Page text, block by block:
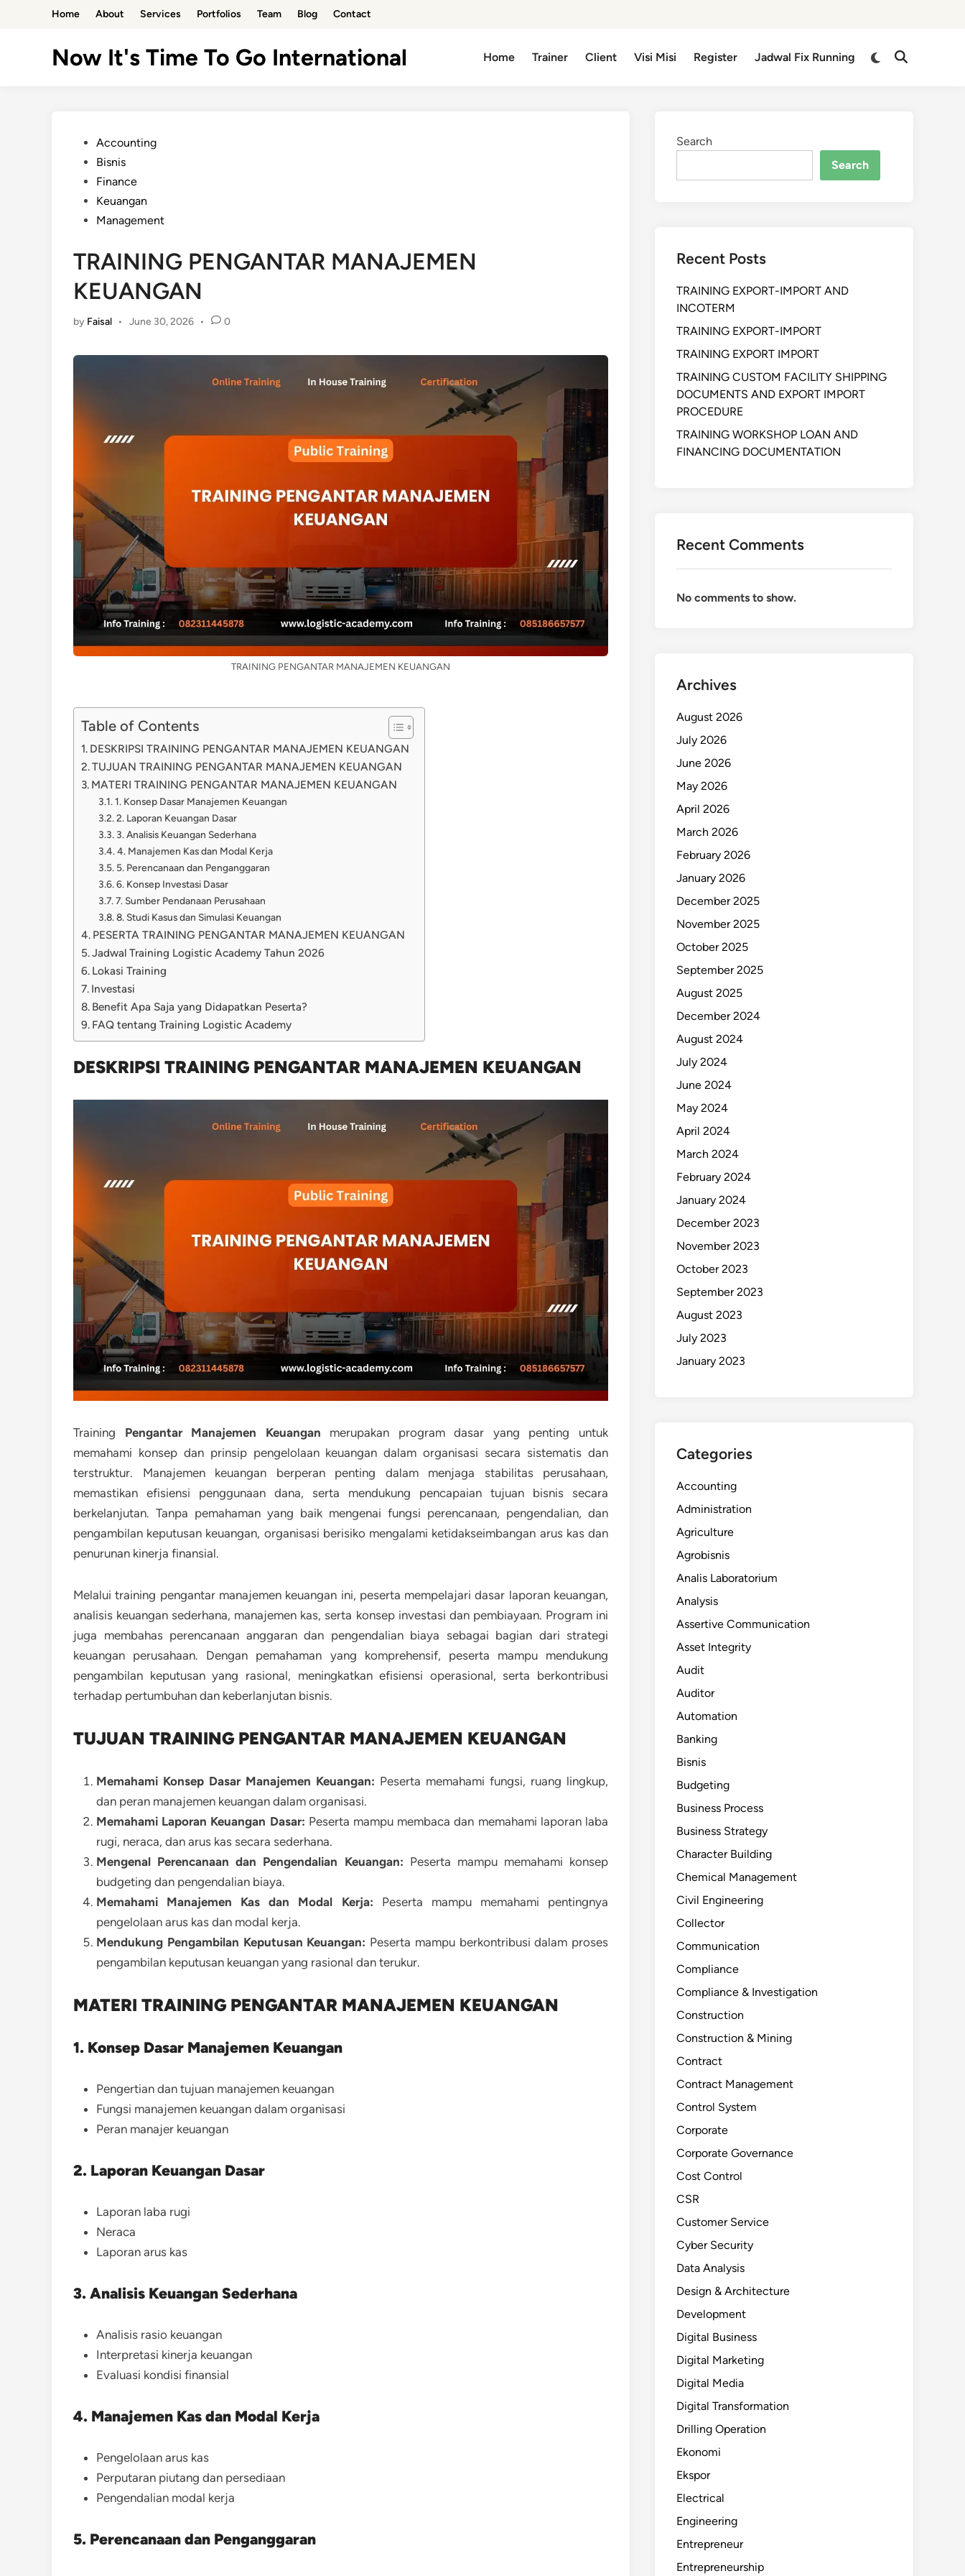
Home About Services Portfolios Team Blog Contact
Now It's Time To Go International Home Trainer Client Visi Misi Register Jadwal Fix Running
PostedAccounting
Bisnis
Finance
Keuangan
Management
TRAINING PENGANTAR MANAJEMEN
KEUANGAN
by Faisal • June 30, 2026 • 0
TRAINING PENGANTAR MANAJEMEN KEUANGAN
Table of Contents
DESKRIPSI TRAINING PENGANTAR MANAJEMEN KEUANGAN
TUJUAN TRAINING PENGANTAR MANAJEMEN KEUANGAN
MATERI TRAINING PENGANTAR MANAJEMEN KEUANGAN
1. Konsep Dasar Manajemen Keuangan
2. Laporan Keuangan Dasar
3. Analisis Keuangan Sederhana
4. Manajemen Kas dan Modal Kerja
5. Perencanaan dan Penganggaran
6. Konsep Investasi Dasar
7. Sumber Pendanaan Perusahaan
8. Studi Kasus dan Simulasi Keuangan
PESERTA TRAINING PENGANTAR MANAJEMEN KEUANGAN
Jadwal Training Logistic Academy Tahun 2026
Lokasi Training
Investasi
Benefit Apa Saja yang Didapatkan Peserta?
FAQ tentang Training Logistic Academy
DESKRIPSI TRAINING PENGANTAR MANAJEMEN KEUANGAN
Training Pengantar Manajemen Keuangan merupakan program dasar yang penting untuk
memahami konsep dan prinsip pengelolaan keuangan dalam organisasi secara sistematis dan
terstruktur. Manajemen keuangan berperan penting dalam menjaga stabilitas perusahaan,
memastikan efisiensi penggunaan dana, serta mendukung pencapaian tujuan bisnis secara
berkelanjutan. Tanpa pemahaman yang baik mengenai fungsi perencanaan, pengendalian, dan
pengambilan keputusan keuangan, organisasi berisiko mengalami ketidakseimbangan arus kas dan
penurunan kinerja finansial.
Melalui training pengantar manajemen keuangan ini, peserta mempelajari dasar laporan keuangan,
analisis keuangan sederhana, manajemen kas, serta konsep investasi dan pembiayaan. Program ini
juga membahas perencanaan anggaran dan pengendalian biaya sebagai bagian dari strategi
keuangan perusahaan. Dengan pemahaman yang komprehensif, peserta mampu mendukung
pengambilan keputusan yang rasional, meningkatkan efisiensi operasional, serta berkontribusi
terhadap pertumbuhan dan keberlanjutan bisnis.
TUJUAN TRAINING PENGANTAR MANAJEMEN KEUANGAN
Memahami Konsep Dasar Manajemen Keuangan: Peserta memahami fungsi, ruang lingkup,
dan peran manajemen keuangan dalam organisasi.
Memahami Laporan Keuangan Dasar: Peserta mampu membaca dan memahami laporan laba
rugi, neraca, dan arus kas secara sederhana.
Mengenal Perencanaan dan Pengendalian Keuangan: Peserta mampu memahami konsep
budgeting dan pengendalian biaya.
Memahami Manajemen Kas dan Modal Kerja: Peserta mampu memahami pentingnya
pengelolaan arus kas dan modal kerja.
Mendukung Pengambilan Keputusan Keuangan: Peserta mampu berkontribusi dalam proses
pengambilan keputusan keuangan yang rasional dan terukur.
MATERI TRAINING PENGANTAR MANAJEMEN KEUANGAN
1. Konsep Dasar Manajemen Keuangan
Pengertian dan tujuan manajemen keuangan
Fungsi manajemen keuangan dalam organisasi
Peran manajer keuangan
2. Laporan Keuangan Dasar
Laporan laba rugi
Neraca
Laporan arus kas
3. Analisis Keuangan Sederhana
Analisis rasio keuangan
Interpretasi kinerja keuangan
Evaluasi kondisi finansial
4. Manajemen Kas dan Modal Kerja
Pengelolaan arus kas
Perputaran piutang dan persediaan
Pengendalian modal kerja
5. Perencanaan dan Penganggaran
Search
Search
Recent Posts
TRAINING EXPORT-IMPORT AND
INCOTERM
TRAINING EXPORT-IMPORT
TRAINING EXPORT IMPORT
TRAINING CUSTOM FACILITY SHIPPING
DOCUMENTS AND EXPORT IMPORT
PROCEDURE
TRAINING WORKSHOP LOAN AND
FINANCING DOCUMENTATION
Recent Comments
No comments to show.
Archives
August 2026
July 2026
June 2026
May 2026
April 2026
March 2026
February 2026
January 2026
December 2025
November 2025
October 2025
September 2025
August 2025
December 2024
August 2024
July 2024
June 2024
May 2024
April 2024
March 2024
February 2024
January 2024
December 2023
November 2023
October 2023
September 2023
August 2023
July 2023
January 2023
Categories
Accounting
Administration
Agriculture
Agrobisnis
Analis Laboratorium
Analysis
Assertive Communication
Asset Integrity
Audit
Auditor
Automation
Banking
Bisnis
Budgeting
Business Process
Business Strategy
Character Building
Chemical Management
Civil Engineering
Collector
Communication
Compliance
Compliance & Investigation
Construction
Construction & Mining
Contract
Contract Management
Control System
Corporate
Corporate Governance
Cost Control
CSR
Customer Service
Cyber Security
Data Analysis
Design & Architecture
Development
Digital Business
Digital Marketing
Digital Media
Digital Transformation
Drilling Operation
Ekonomi
Ekspor
Electrical
Engineering
Entrepreneur
Entrepreneurship